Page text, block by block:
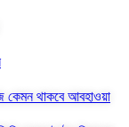
কেমন থাকবে আবহাওয়া